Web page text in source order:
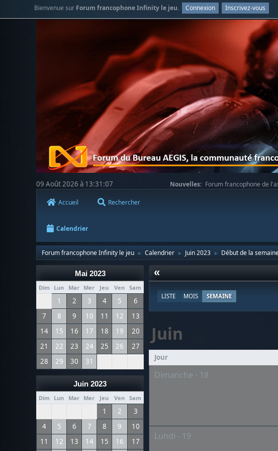
Bienvenue sur Forum francophone Infinity le jeu. Connexion Inscrivez-vous
09 Août 2026 à 13:31:07 Nouvelles: Forum francophone de
Accueil Rechercher
Calendrier
Forum francophone Infinity le jeu ► Calendrier ► Juin 2023 ► Début de la
Mai 2023
Dim Lun Mar Mer Jeu Ven Sam
1 2 3 4 5
6
7
8 9 10 11 12
13
14
15 16 17 18 19
20
21
22 23 24 25 26
27
28
29 30 31
Juin 2023
Dim Lun Mar Mer Jeu Ven Sam
1 2
3
4
5 6 7 8 9
10
11
12 13 14 15 16
17
«
LISTE MOIS SEMAINE
Juin
Jour
Dimanche - 18
Lundi - 19